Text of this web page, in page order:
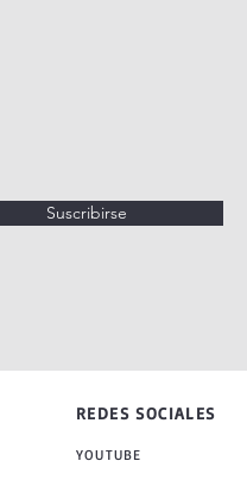
Suscribirse
REDES SOCIALES
YOUTUBE